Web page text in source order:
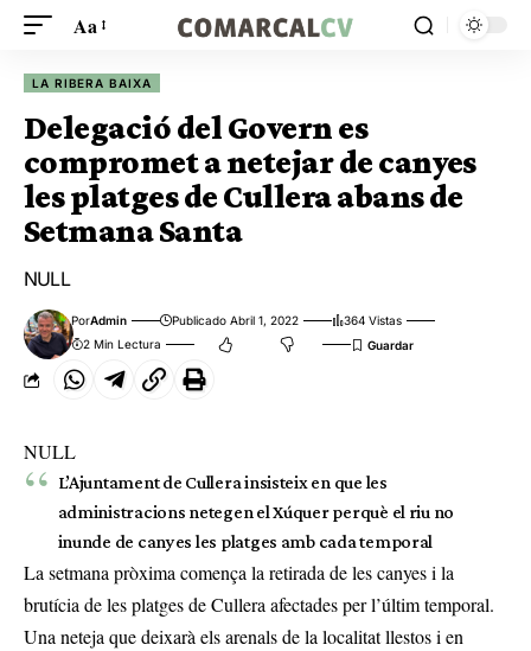
Aa
LA RIBERA BAIXA
Delegació del Govern es
compromet a netejar de canyes
les platges de Cullera abans de
Setmana Santa
NULL
PorAdmin Publicado Abril 1, 2022
364 Vistas
2 Min Lectura
NULL
L’Ajuntament de Cullera insisteix en que les
administracions netegen el Xúquer perquè el riu no
inunde de canyes les platges amb cada temporal
La setmana pròxima comença la retirada de les canyes i la
brutícia de les platges de Cullera afectades per l’últim temporal.
Una neteja que deixarà els arenals de la localitat llestos i en